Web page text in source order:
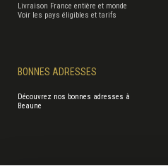
Livraison France entière et monde
Voir les pays éligibles et tarifs
BONNES ADRESSES
Découvrez nos bonnes adresses à
Beaune